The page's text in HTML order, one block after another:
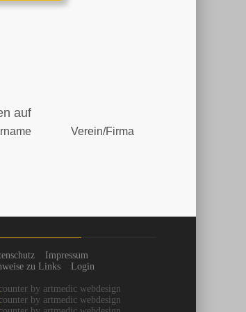
auf
Verein/Firma
Impressum
zu Links
Login